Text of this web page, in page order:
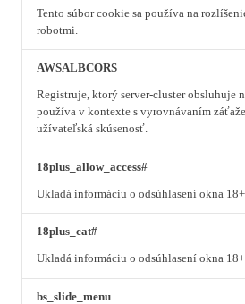
Tento súbor cookie sa používa na
robotmi.
AWSALBCORS
Registruje, ktorý server-cluster obsluhuje
používa v kontexte s vyrovnávaním
užívateľská skúsenosť.
18plus_allow_access#
Ukladá informáciu o odsúhlasení okna
18plus_cat#
Ukladá informáciu o odsúhlasení okna
bs_slide_menu